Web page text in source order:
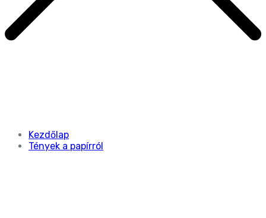
Kezdőlap
Tények a papírról